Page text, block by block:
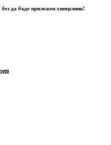
да бъде приложен хиперлинк!